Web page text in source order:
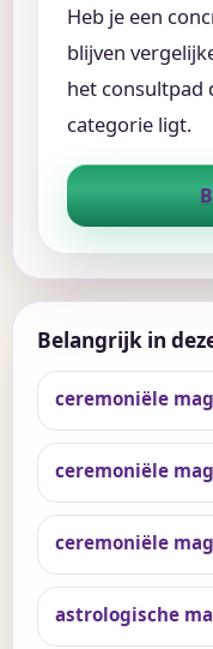
Heb je een
blijven
het consultpad
categorie ligt.
Belangrijk in
ceremoniële
ceremoniële
ceremoniële
astrologische